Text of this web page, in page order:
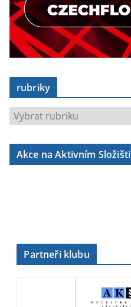
rubriky
b
Akce na Aktivním Složišti
Partneři klubu